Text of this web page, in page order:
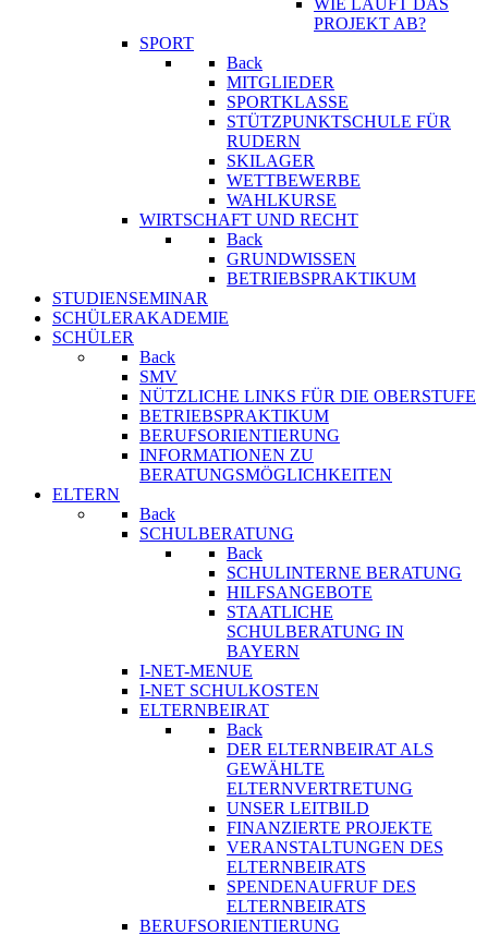
WIE LÄUFT DAS
PROJEKT AB?
SPORT
Back
MITGLIEDER
SPORTKLASSE
STÜTZPUNKTSCHULE FÜR
RUDERN
SKILAGER
WETTBEWERBE
WAHLKURSE
WIRTSCHAFT UND RECHT
Back
GRUNDWISSEN
BETRIEBSPRAKTIKUM
STUDIENSEMINAR
SCHÜLERAKADEMIE
SCHÜLER
Back
SMV
NÜTZLICHE LINKS FÜR DIE OBERSTUFE
BETRIEBSPRAKTIKUM
BERUFSORIENTIERUNG
INFORMATIONEN ZU
BERATUNGSMÖGLICHKEITEN
ELTERN
Back
SCHULBERATUNG
Back
SCHULINTERNE BERATUNG
HILFSANGEBOTE
STAATLICHE
SCHULBERATUNG IN
BAYERN
I-NET-MENUE
I-NET SCHULKOSTEN
ELTERNBEIRAT
Back
DER ELTERNBEIRAT ALS
GEWÄHLTE
ELTERNVERTRETUNG
UNSER LEITBILD
FINANZIERTE PROJEKTE
VERANSTALTUNGEN DES
ELTERNBEIRATS
SPENDENAUFRUF DES
ELTERNBEIRATS
BERUFSORIENTIERUNG